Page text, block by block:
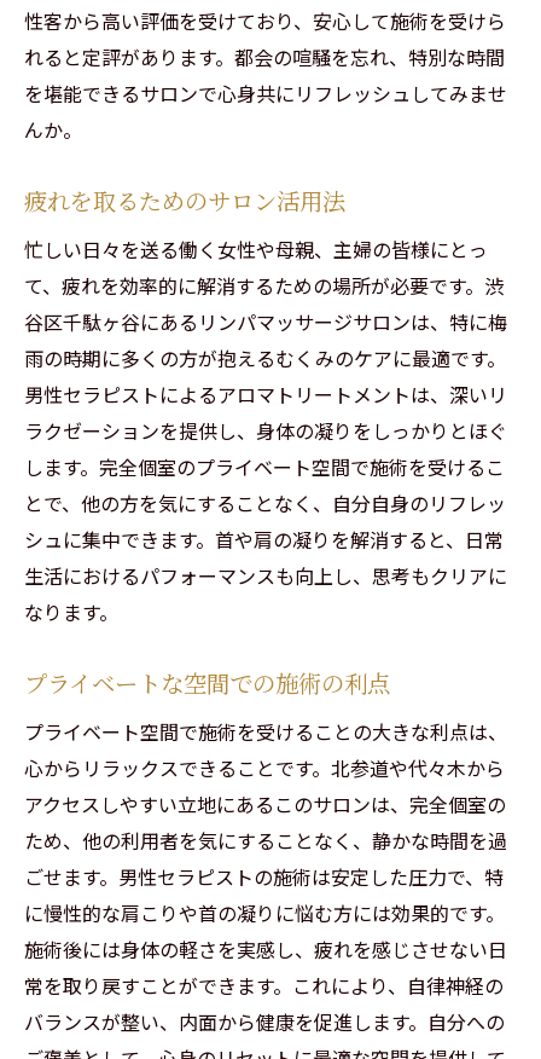
性客から高い評価を受けており、安心して施術を受けら
れると定評があります。都会の喧騒を忘れ、特別な時間
を堪能できるサロンで心身共にリフレッシュしてみませ
んか。
疲れを取るためのサロン活用法
忙しい日々を送る働く女性や母親、主婦の皆様にとっ
て、疲れを効率的に解消するための場所が必要です。渋
谷区千駄ヶ谷にあるリンパマッサージサロンは、特に梅
雨の時期に多くの方が抱えるむくみのケアに最適です。
男性セラピストによるアロマトリートメントは、深いリ
ラクゼーションを提供し、身体の凝りをしっかりとほぐ
します。完全個室のプライベート空間で施術を受けるこ
とで、他の方を気にすることなく、自分自身のリフレッ
シュに集中できます。首や肩の凝りを解消すると、日常
生活におけるパフォーマンスも向上し、思考もクリアに
なります。
プライベートな空間での施術の利点
プライベート空間で施術を受けることの大きな利点は、
心からリラックスできることです。北参道や代々木から
アクセスしやすい立地にあるこのサロンは、完全個室の
ため、他の利用者を気にすることなく、静かな時間を過
ごせます。男性セラピストの施術は安定した圧力で、特
に慢性的な肩こりや首の凝りに悩む方には効果的です。
施術後には身体の軽さを実感し、疲れを感じさせない日
常を取り戻すことができます。これにより、自律神経の
バランスが整い、内面から健康を促進します。自分への